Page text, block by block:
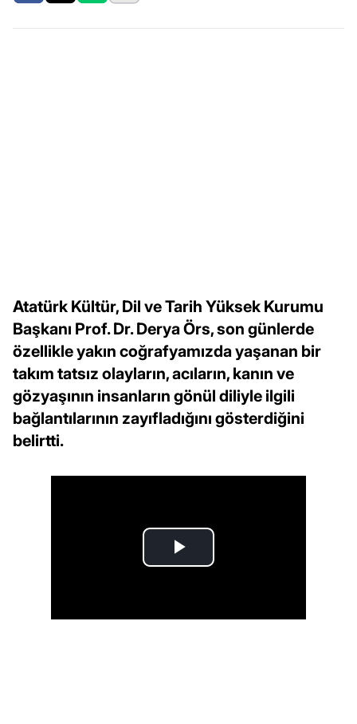
Atatürk Kültür, Dil ve Tarih Yüksek Kurumu
Başkanı Prof. Dr. Derya Örs, son günlerde
özellikle yakın coğrafyamızda yaşanan bir
takım tatsız olayların, acıların, kanın ve
gözyaşının insanların gönül diliyle ilgili
bağlantılarının zayıfladığını gösterdiğini
belirtti.